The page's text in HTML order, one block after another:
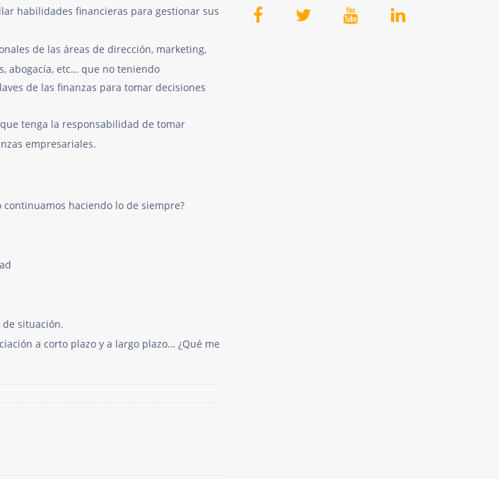
habilidades financieras para gestionar sus
de las áreas de dirección, marketing,
abogacía, etc… que no teniendo
de las finanzas para tomar decisiones
tenga la responsabilidad de tomar
empresariales.
haciendo lo de siempre?
situación.
a corto plazo y a largo plazo… ¿Qué me